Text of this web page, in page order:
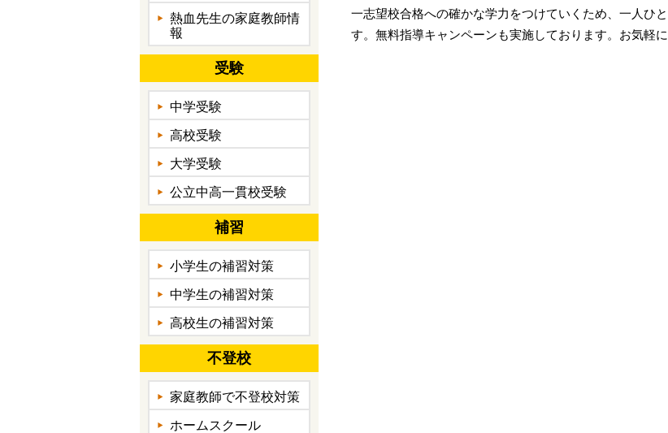
一志望校合格への確かな学力をつけていくため、一人ひ
す。無料指導キャンペーンも実施しております。お気軽に
熱血先生の家庭教師情
報
受験
中学受験
高校受験
大学受験
公立中高一貫校受験
補習
小学生の補習対策
中学生の補習対策
高校生の補習対策
不登校
家庭教師で不登校対策
ホームスクール